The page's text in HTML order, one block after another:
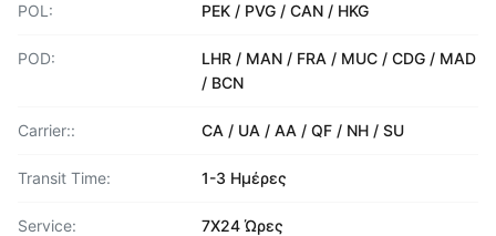
POL: PEK / PVG / CAN / HKG
POD:
LHR / MAN / FRA / MUC / CDG / MAD
/ BCN
Carrier:: CA / UA / AA / QF / NH / SU
Transit Time: 1-3 Ημέρες
Service: 7Χ24 Ώρες